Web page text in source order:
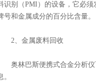
识别（PMI）的设备，它必
号和金属成分的百分比含量。
2、金属废料回收
奥林巴斯便携式合金分析仪
。